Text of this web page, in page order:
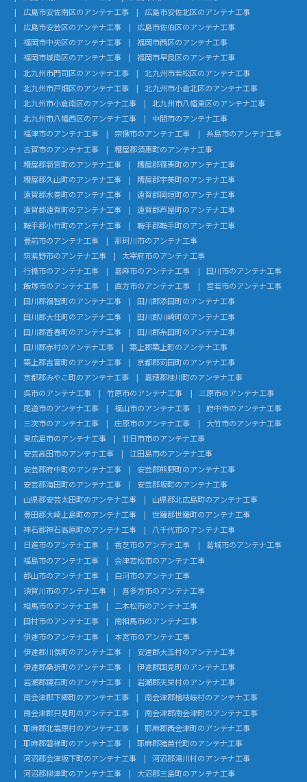
広島市安佐南区のアンテナ工事
広島市安佐北区のアンテナ工事
広島市安芸区のアンテナ工事
広島市佐伯区のアンテナ工事
福岡市中央区のアンテナ工事
福岡市西区のアンテナ工事
福岡市城南区のアンテナ工事
福岡市早良区のアンテナ工事
北九州市門司区のアンテナ工事
北九州市若松区のアンテナ工事
北九州市戸畑区のアンテナ工事
北九州市小倉北区のアンテナ工事
北九州市小倉南区のアンテナ工事
北九州市八幡東区のアンテナ工事
北九州市八幡西区のアンテナ工事
中間市のアンテナ工事
福津市のアンテナ工事
宗像市のアンテナ工事
糸島市のアンテナ工事
古賀市のアンテナ工事
糟屋郡須惠町のアンテナ工事
糟屋郡新宮町のアンテナ工事
糟屋郡篠栗町のアンテナ工事
糟屋郡久山町のアンテナ工事
糟屋郡宇美町のアンテナ工事
遠賀郡水巻町のアンテナ工事
遠賀郡岡垣町のアンテナ工事
遠賀郡遠賀町のアンテナ工事
遠賀郡芦屋町のアンテナ工事
鞍手郡小竹町のアンテナ工事
鞍手郡鞍手町のアンテナ工事
豊前市のアンテナ工事
那珂川市のアンテナ工事
筑紫野市のアンテナ工事
太宰府市のアンテナ工事
行橋市のアンテナ工事
嘉麻市のアンテナ工事
田川市のアンテナ工事
飯塚市のアンテナ工事
直方市のアンテナ工事
宮若市のアンテナ工事
田川郡福智町のアンテナ工事
田川郡添田町のアンテナ工事
田川郡大任町のアンテナ工事
田川郡川崎町のアンテナ工事
田川郡香春町のアンテナ工事
田川郡糸田町のアンテナ工事
田川郡赤村のアンテナ工事
築上郡築上町のアンテナ工事
築上郡吉富町のアンテナ工事
京都郡苅田町のアンテナ工事
京都郡みやこ町のアンテナ工事
嘉穂郡桂川町のアンテナ工事
呉市のアンテナ工事
竹原市のアンテナ工事
三原市のアンテナ工事
尾道市のアンテナ工事
福山市のアンテナ工事
府中市のアンテナ工事
三次市のアンテナ工事
庄原市のアンテナ工事
大竹市のアンテナ工事
東広島市のアンテナ工事
廿日市市のアンテナ工事
安芸高田市のアンテナ工事
江田島市のアンテナ工事
安芸郡府中町のアンテナ工事
安芸郡熊野町のアンテナ工事
安芸郡海田町のアンテナ工事
安芸郡坂町のアンテナ工事
山県郡安芸太田町のアンテナ工事
山県郡北広島町のアンテナ工事
豊田郡大崎上島町のアンテナ工事
世羅郡世羅町のアンテナ工事
神石郡神石高原町のアンテナ工事
八千代市のアンテナ工事
日進市のアンテナ工事
香芝市のアンテナ工事
葛城市のアンテナ工事
福島市のアンテナ工事
会津若松市のアンテナ工事
郡山市のアンテナ工事
白河市のアンテナ工事
須賀川市のアンテナ工事
喜多方市のアンテナ工事
相馬市のアンテナ工事
二本松市のアンテナ工事
田村市のアンテナ工事
南相馬市のアンテナ工事
伊達市のアンテナ工事
本宮市のアンテナ工事
伊達郡川俣町のアンテナ工事
安達郡大玉村のアンテナ工事
伊達郡桑折町のアンテナ工事
伊達郡国見町のアンテナ工事
岩瀬郡鏡石町のアンテナ工事
岩瀬郡天栄村のアンテナ工事
南会津郡下郷町のアンテナ工事
南会津郡檜枝岐村のアンテナ工事
南会津郡只見町のアンテナ工事
南会津郡南会津町のアンテナ工事
耶麻郡北塩原村のアンテナ工事
耶麻郡西会津町のアンテナ工事
耶麻郡磐梯町のアンテナ工事
耶麻郡猪苗代町のアンテナ工事
河沼郡会津坂下町のアンテナ工事
河沼郡湯川村のアンテナ工事
河沼郡柳津町のアンテナ工事
大沼郡三島町のアンテナ工事